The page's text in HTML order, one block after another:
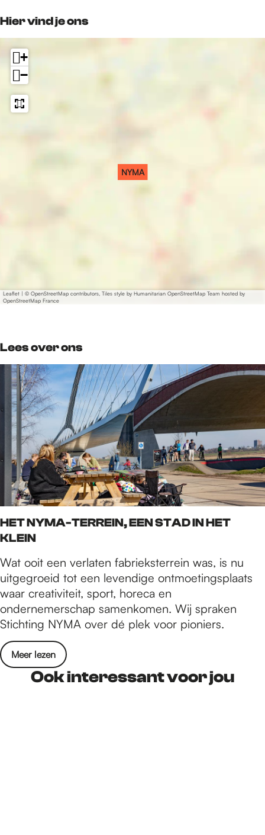
Hier vind je ons
NYMA
+
−
Leaflet | © OpenStreetMap contributors, Tiles style by Humanitarian OpenStreetMap Team hosted by
OpenStreetMap France
Lees over ons
HET NYMA-TERREIN, EEN STAD IN HET
KLEIN
Wat ooit een verlaten fabrieksterrein was, is nu
uitgegroeid tot een levendige ontmoetingsplaats
waar creativiteit, sport, horeca en
ondernemerschap samenkomen. Wij spraken
Stichting NYMA over dé plek voor pioniers.
Meer lezen
Ook interessant voor jou